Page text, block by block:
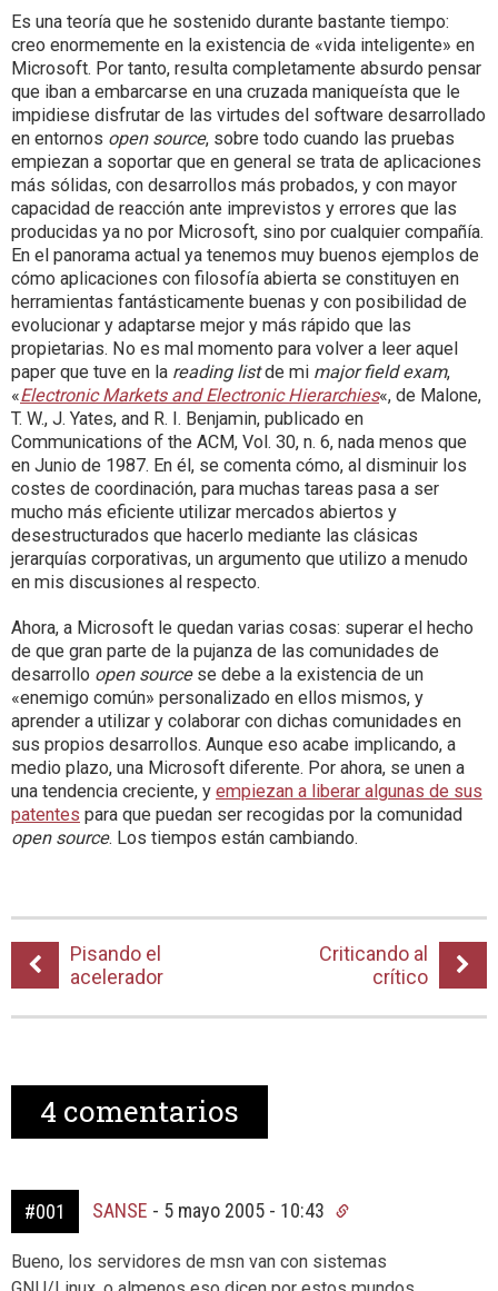
Es una teoría que he sostenido durante bastante tiempo:
creo enormemente en la existencia de «vida inteligente» en
Microsoft. Por tanto, resulta completamente absurdo pensar
que iban a embarcarse en una cruzada maniqueísta que le
impidiese disfrutar de las virtudes del software desarrollado
en entornos open source, sobre todo cuando las pruebas
empiezan a soportar que en general se trata de aplicaciones
más sólidas, con desarrollos más probados, y con mayor
capacidad de reacción ante imprevistos y errores que las
producidas ya no por Microsoft, sino por cualquier compañía.
En el panorama actual ya tenemos muy buenos ejemplos de
cómo aplicaciones con filosofía abierta se constituyen en
herramientas fantásticamente buenas y con posibilidad de
evolucionar y adaptarse mejor y más rápido que las
propietarias. No es mal momento para volver a leer aquel
paper que tuve en la reading listde mi major field exam,
«Electronic Markets and Electronic Hierarchies«, de Malone,
T. W., J. Yates, and R. I. Benjamin, publicado en
Communications of the ACM, Vol. 30, n. 6, nada menos que
en Junio de 1987. En él, se comenta cómo, al disminuir los
costes de coordinación, para muchas tareas pasa a ser
mucho más eficiente utilizar mercados abiertos y
desestructurados que hacerlo mediante las clásicas
jerarquías corporativas, un argumento que utilizo a menudo
en mis discusiones al respecto.
Ahora, a Microsoft le quedan varias cosas: superar el hecho
de que gran parte de la pujanza de las comunidades de
desarrollo open sourcese debe a la existencia de un
«enemigo común» personalizado en ellos mismos, y
aprender a utilizar y colaborar con dichas comunidades en
sus propios desarrollos. Aunque eso acabe implicando, a
medio plazo, una Microsoft diferente. Por ahora, se unen a
una tendencia creciente, y empiezan a liberar algunas de sus
patentes para que puedan ser recogidas por la comunidad
open source. Los tiempos están cambiando.
Pisando el
acelerador
Criticando al
crítico
4 comentarios
#001 SANSE - 5 mayo 2005 - 10:43
Bueno, los servidores de msn van con sistemas